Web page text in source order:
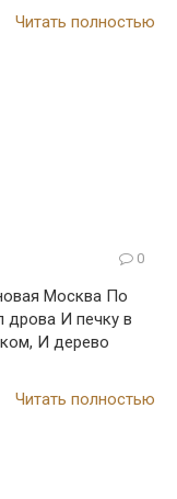
Читать полностью
0
Москва По
дрова И печку в
И дерево
Читать полностью